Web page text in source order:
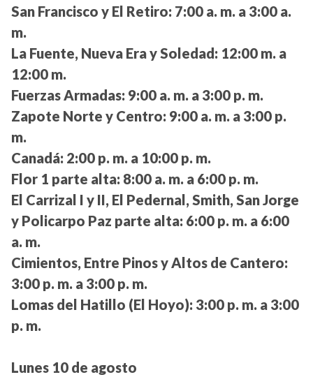
San Francisco y El Retiro: 7:00 a. m. a 3:00 a.
m.
La Fuente, Nueva Era y Soledad: 12:00 m. a
12:00 m.
Fuerzas Armadas: 9:00 a. m. a 3:00 p. m.
Zapote Norte y Centro: 9:00 a. m. a 3:00 p.
m.
Canadá: 2:00 p. m. a 10:00 p. m.
Flor 1 parte alta: 8:00 a. m. a 6:00 p. m.
El Carrizal I y II, El Pedernal, Smith, San Jorge
y Policarpo Paz parte alta: 6:00 p. m. a 6:00
a. m.
Cimientos, Entre Pinos y Altos de Cantero:
3:00 p. m. a 3:00 p. m.
Lomas del Hatillo (El Hoyo): 3:00 p. m. a 3:00
p. m.
Lunes 10 de agosto